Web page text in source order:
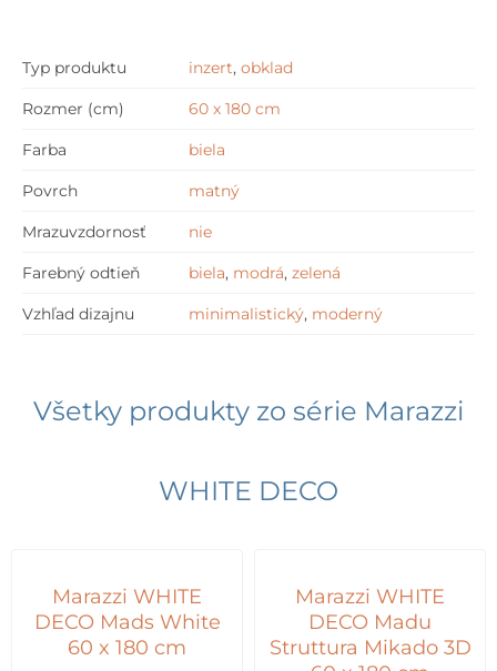
Typ produktu inzert, obklad
Rozmer (cm) 60 x 180 cm
Farba biela
Povrch matný
Mrazuvzdornosť nie
Farebný odtieň biela, modrá, zelená
Vzhľad dizajnu minimalistický, moderný
Všetky produkty zo série Marazzi
WHITE DECO
Marazzi WHITE
DECO Mads White
60 x 180 cm
Marazzi WHITE
DECO Madu
Struttura Mikado 3D